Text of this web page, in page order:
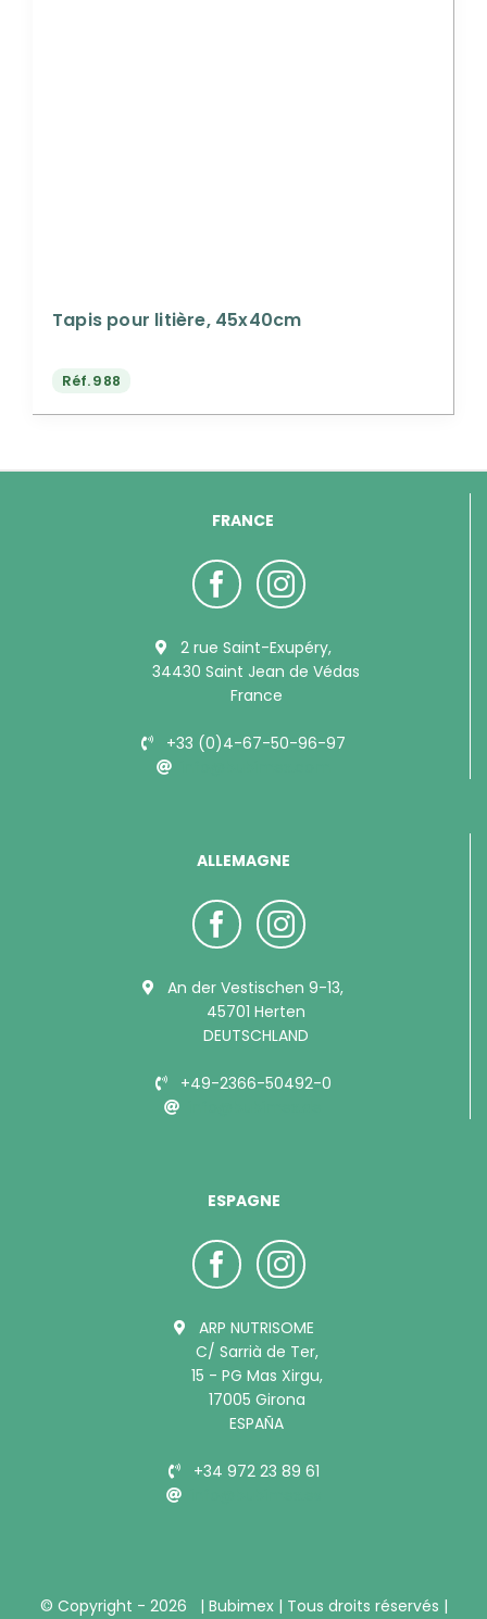
Tapis pour litière, 45x40cm
Réf.988
FRANCE
2 rue Saint-Exupéry,
34430 Saint Jean de Védas
France
+33 (0)4-67-50-96-97
ALLEMAGNE
An der Vestischen 9-13,
45701 Herten
DEUTSCHLAND
+49-2366-50492-0
ESPAGNE
ARP NUTRISOME
C/ Sarrià de Ter,
15 - PG Mas Xirgu,
17005 Girona
ESPAÑA
+34 972 23 89 61
© Copyright - 2026 | Bubimex | Tous droits réservés |